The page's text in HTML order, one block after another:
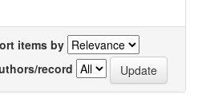
items by
record